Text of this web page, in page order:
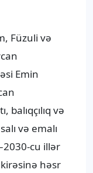
Füzuli və
Emin
balıqçılıq və
və emalı
cu illər
həsr